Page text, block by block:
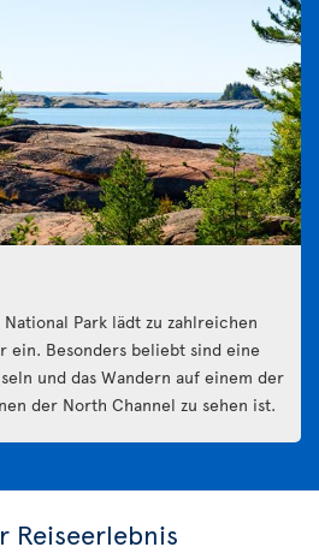
National Park lädt zu zahlreichen
Besonders beliebt sind eine
und das Wandern auf einem der
der North Channel zu sehen ist.
Reiseerlebnis